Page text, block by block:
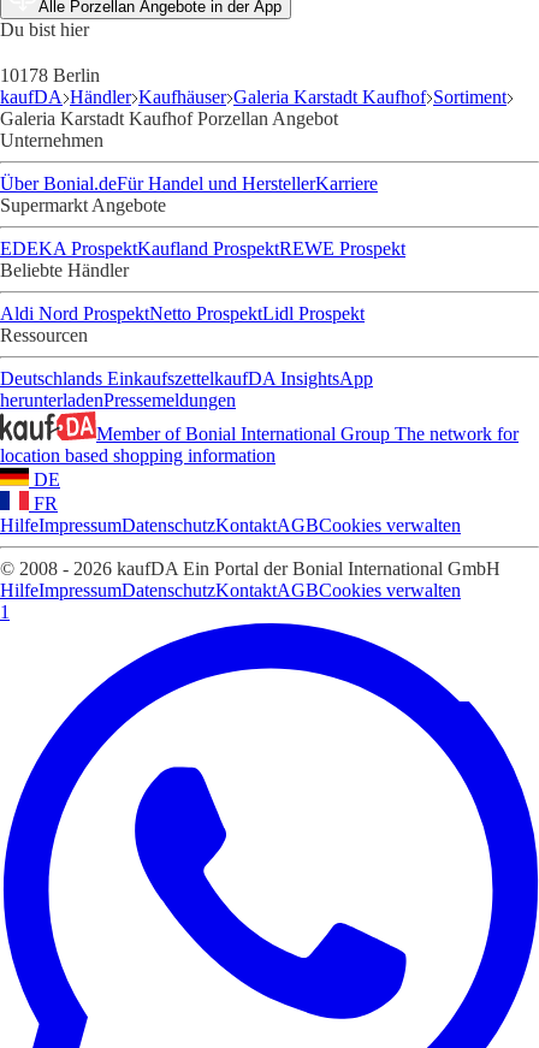
Alle Porzellan Angebote in der App
Du bist hier
10178 Berlin
kaufDA Händler Kaufhäuser Galeria Karstadt Kaufhof Sortiment
Galeria Karstadt Kaufhof Porzellan Angebot
Unternehmen
Über Bonial.deFür Handel und HerstellerKarriere
Supermarkt Angebote
EDEKA ProspektKaufland ProspektREWE Prospekt
Beliebte Händler
Aldi Nord ProspektNetto ProspektLidl Prospekt
Ressourcen
Deutschlands EinkaufszettelkaufDA InsightsApp
herunterladenPressemeldungen
Member of Bonial International Group The network for
location based shopping information
DE
FR
HilfeImpressumDatenschutzKontaktAGBCookies verwalten
© 2008 - 2026 kaufDA Ein Portal der Bonial International GmbH
HilfeImpressumDatenschutzKontaktAGBCookies verwalten
1